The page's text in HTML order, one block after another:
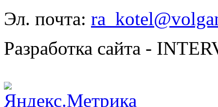
Эл. почта:
Разработка сайта -